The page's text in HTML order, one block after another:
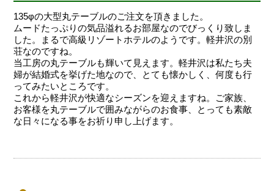
135φの大型丸テーブルのご注文を頂きました。
ムードたっぷりの気品溢れるお部屋なのでびっくり致しま
した。まるで高級リゾートホテルのようです。軽井沢の別
荘なのですね。
当工房の丸テーブルも輝いて見えます。軽井沢は私たち夫
婦が結婚式を挙げた地なので、とても懐かしく、何度も行
ってみたいところです。
これから軽井沢が快適なシーズンを迎えますね。ご家族、
お客様を丸テーブルで囲みながらのお食事、とっても素敵
な日々になる事をお祈り申し上げます。